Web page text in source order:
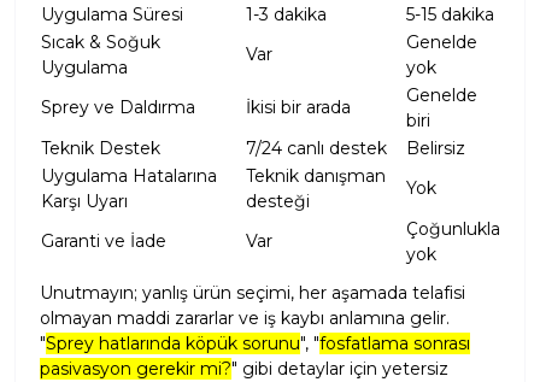
Uygulama Süresi
1-3 dakika
5-15 dakika
Sıcak & Soğuk
Uygulama
Var
Genelde
yok
Sprey ve Daldırma
İkisi bir arada
Genelde
biri
Teknik Destek
7/24 canlı destek
Belirsiz
Uygulama Hatalarına
Karşı Uyarı
Teknik danışman
desteği
Yok
Garanti ve İade Var
Çoğunlukla
yok
Unutmayın; yanlış ürün seçimi, her aşamada telafisi
olmayan maddi zararlar ve iş kaybı anlamına gelir.
"Sprey hatlarında köpük sorunu", "fosfatlama sonrası
pasivasyon gerekir mi?" gibi detaylar için yetersiz